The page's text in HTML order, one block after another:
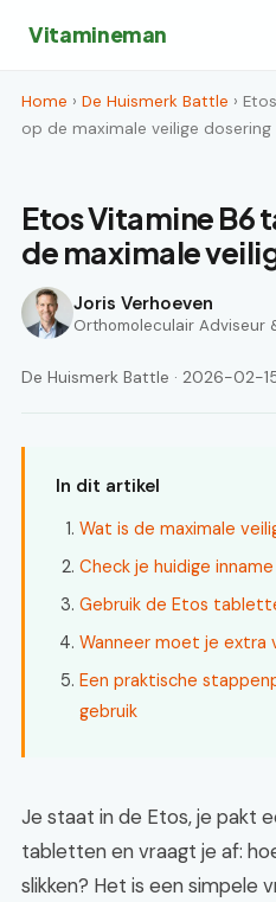
Vitamineman
Home › De Huismerk Battle ›
op de maximale veilige dosering
Etos Vitamine B6
de maximale
Joris Verhoeven
Orthomoleculair Adviseur
De Huismerk Battle · 2026-02-
In dit artikel
Wat is de maximale
Check je huidige inname
Gebruik de Etos
Wanneer moet je extra
Een praktische
gebruik
Je staat in de Etos, je pakt
tabletten en vraagt je af:
slikken? Het is een simpele